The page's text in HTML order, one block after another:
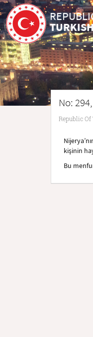
No:
Republic
kişinin
Bu